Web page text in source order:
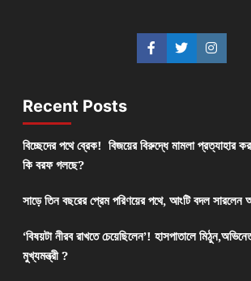
Recent Posts
বিচ্ছেদের পথে ব্রেক! বিজয়ের বিরুদ্ধে মামলা প্রত্যাহার
কি বরফ গলছে?
সাড়ে তিন বছরের প্রেম পরিণয়ের পথে, আংটি বদল
‘বিষয়টা নীরব রাখতে চেয়েছিলেন’! হাসপাতালে
মুখ্যমন্ত্রী ?